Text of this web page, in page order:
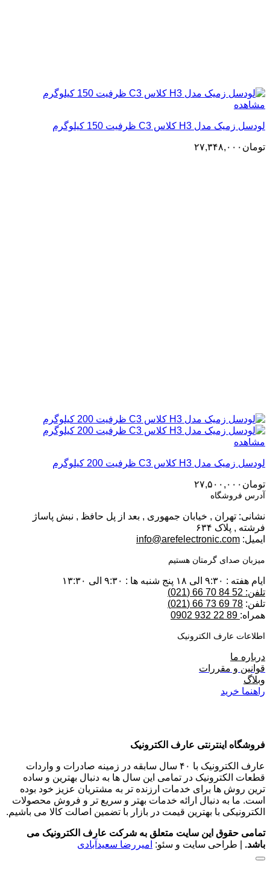
مشاهده
لودسل زمیک مدل H3 کلاس C3 ظرفیت 150 کیلوگرم
تومان ۲۷,۳۴۸,۰۰۰
مشاهده
لودسل زمیک مدل H3 کلاس C3 ظرفیت 200 کیلوگرم
تومان ۲۷,۵۰۰,۰۰۰
آدرس فروشگاه
نشانی: تهران , خیابان جمهوری , بعد از پل حافظ , نبش پاساژ
فرشته , پلاک ۶۳۴
ایمیل: info@arefelectronic.com
میزبان صدای گرمتان هستیم
ایام هفته : ۹:۳۰ الی ۱۸ پنج شنبه ها : ۹:۳۰ الی ۱۳:۳۰
تلفن: 52 84 70 66 (021)
تلفن: 78 69 73 66 (021)
همراه:
اطلاعات عارف الکترونیک
درباره ما
قوانین و مقررات
وبلاگ
راهنما خرید
فروشگاه اینترنتی عارف الکترونیک
عارف الکترونیک با ۴۰ سال سابقه در زمینه صادرات و واردات
قطعات الکترونیک در تمامی این سال ها به دنبال بهترین و ساده
ترین روش ها برای خدمات ارزنده تر به مشتریان عزیز خود بوده
است. ما به دنبال ارائه خدمات بهتر و سریع تر و فروش محصولات
الکترونیکی با بهترین قیمت در بازار با تضمین اصالت کالا می باشیم.
تمامی حقوق این سایت متعلق به شرکت عارف الکترونیک می
باشد. | طراحی سایت و سئو: امیررضا سعیدآبادی